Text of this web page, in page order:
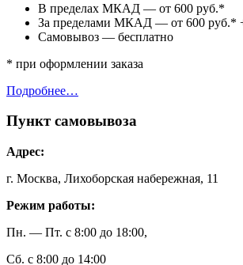
В пределах МКАД — от 600 руб.*
За пределами МКАД — от 600 руб.*
Самовывоз — бесплатно
* при оформлении заказа
Подробнее…
Пункт самовывоза
Адрес:
г. Москва, Лихоборская набережная, 11
Режим работы:
Пн. — Пт. с 8:00 до 18:00,
Сб. с 8:00 до 14:00